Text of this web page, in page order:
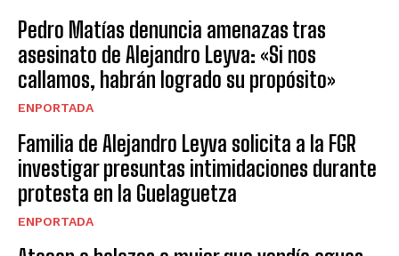
Pedro Matías denuncia amenazas tras
asesinato de Alejandro Leyva: «Si nos
callamos, habrán logrado su propósito»
ENPORTADA
Familia de Alejandro Leyva solicita a la FGR
investigar presuntas intimidaciones durante
protesta en la Guelaguetza
ENPORTADA